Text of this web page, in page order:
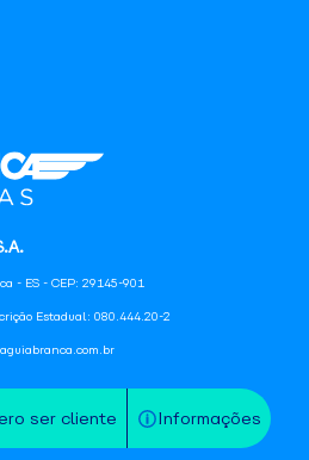
ser cliente Informações
- ES - CEP: 29145-901
Estadual: 080.444.20-2